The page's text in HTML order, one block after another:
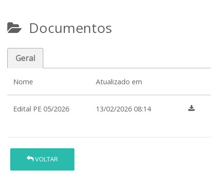
Documentos
Geral
Nome Atualizado em
Edital PE 05/2026 13/02/2026 08:14
VOLTAR